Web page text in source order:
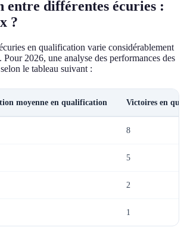
entre différentes écuries :
?
en qualification varie considérablement
Pour 2026, une analyse des performances des
le tableau suivant :
moyenne en qualification Victoires en
8
5
2
1